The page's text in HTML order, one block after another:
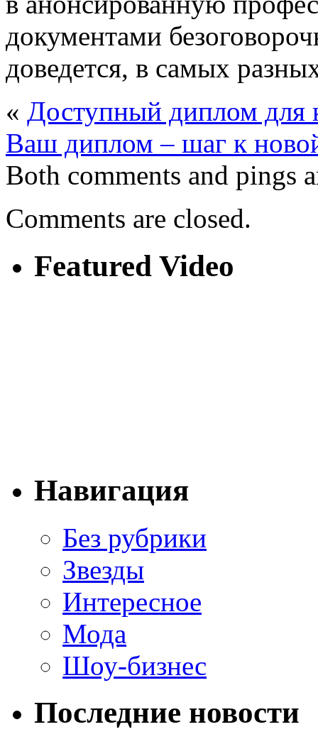
документами
доведется, в самых
« Доступный диплом для
Ваш диплом – шаг к
Both comments and pings
Comments are closed.
Featured Video
Навигация
Без рубрики
Звезды
Интересное
Мода
Шоу-бизнес
Последние новости